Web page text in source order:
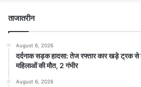
ताजातरीन
August 6, 2026
दर्दनाक सड़क हादसा: तेज रफ्तार कार खड़े ट्रक से
महिलाओं की मौत, 2 गंभीर
August 6, 2026